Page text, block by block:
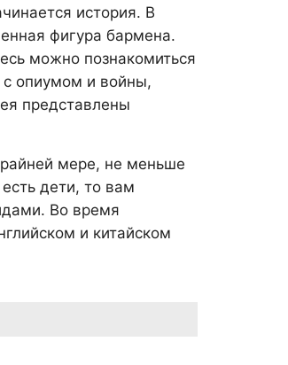
история. В
фигура бармена.
можно познакомиться
с опиумом и войны,
представлены
мере, не меньше
дети, то вам
Во время
и китайском